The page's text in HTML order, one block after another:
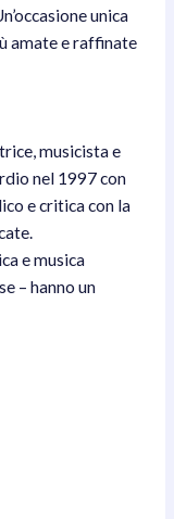
unica
amate e raffinate
musicista e
nel 1997 con
e critica con la
e musica
– hanno un